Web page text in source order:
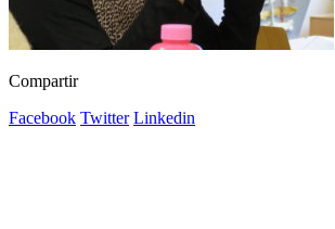
Compartir
Facebook Twitter Linkedin